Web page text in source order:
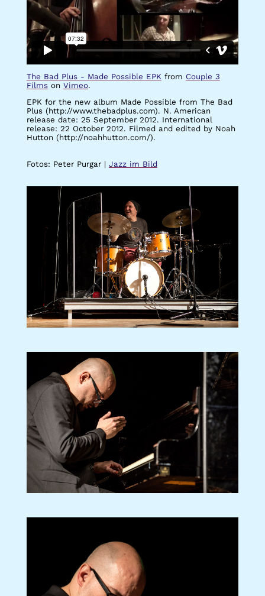
The Bad Plus - Made Possible EPKfrom Couple 3
Filmson Vimeo.
EPK for the new album Made Possible from The Bad
Plus (http://www.thebadplus.com). N. American
release date: 25 September 2012. International
release: 22 October 2012. Filmed and edited by Noah
Hutton (http://noahhutton.com/).
Fotos: Peter Purgar | Jazz im Bild